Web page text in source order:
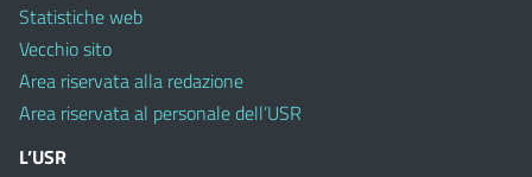
Statistiche web
Vecchio sito
Area riservata alla redazione
Area riservata al personale dell’USR
L’USR